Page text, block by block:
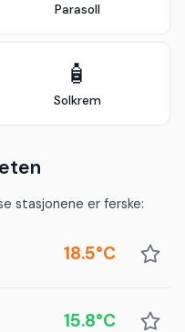
Parasoll
🧴
Solkrem
stasjonene er ferske:
18.5°C
15.8°C